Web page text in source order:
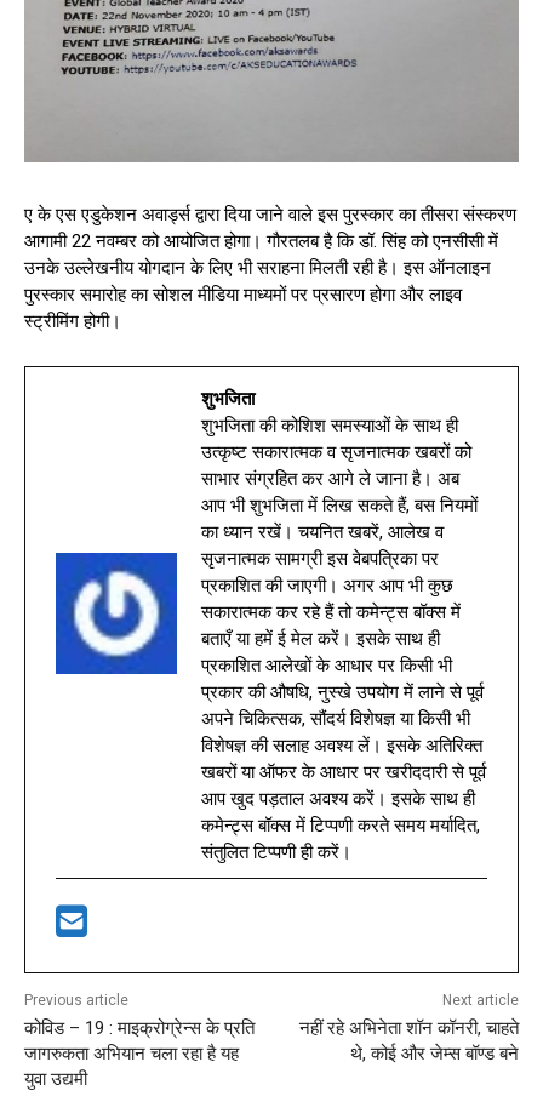
ए के एस एडुकेशन अवार्ड्स द्वारा दिया जाने वाले इस पुरस्कार का तीसरा संस्करण
आगामी 22 नवम्बर को आयोजित होगा। गौरतलब है कि डॉ. सिंह को एनसीसी में
उनके उल्लेखनीय योगदान के लिए भी सराहना मिलती रही है। इस ऑनलाइन
पुरस्कार समारोह का सोशल मीडिया माध्यमों पर प्रसारण होगा और लाइव
स्ट्रीमिंग होगी।
शुभजिता
शुभजिता की कोशिश समस्याओं के साथ ही
उत्कृष्ट सकारात्मक व सृजनात्मक खबरों को
साभार संग्रहित कर आगे ले जाना है। अब
आप भी शुभजिता में लिख सकते हैं, बस नियमों
का ध्यान रखें। चयनित खबरें, आलेख व
सृजनात्मक सामग्री इस वेबपत्रिका पर
प्रकाशित की जाएगी। अगर आप भी कुछ
सकारात्मक कर रहे हैं तो कमेन्ट्स बॉक्स में
बताएँ या हमें ई मेल करें। इसके साथ ही
प्रकाशित आलेखों के आधार पर किसी भी
प्रकार की औषधि, नुस्खे उपयोग में लाने से पूर्व
अपने चिकित्सक, सौंदर्य विशेषज्ञ या किसी भी
विशेषज्ञ की सलाह अवश्य लें। इसके अतिरिक्त
खबरों या ऑफर के आधार पर खरीददारी से पूर्व
आप खुद पड़ताल अवश्य करें। इसके साथ ही
कमेन्ट्स बॉक्स में टिप्पणी करते समय मर्यादित,
संतुलित टिप्पणी ही करें।
Previous article
कोविड – 19 : माइक्रोग्रेन्स के प्रति
जागरुकता अभियान चला रहा है यह
युवा उद्यमी
Next article
नहीं रहे अभिनेता शॉन कॉनरी, चाहते
थे, कोई और जेम्स बॉण्ड बने